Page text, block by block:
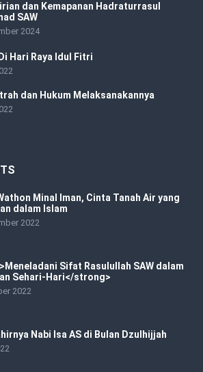
dan Kemapanan Hadraturrasul
SAW
2024
Hari Raya Idul Fitri
dan Hukum Melaksanakannya
Minal Iman, Cinta Tanah Air yang
dalam Islam
2022
Sifat Rasulullah SAW dalam
Sehari-Hari</strong>
2022
Nabi Isa AS di Bulan Dzulhijjah